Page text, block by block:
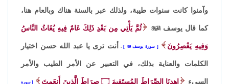
وآمنوا كانت سنوات طيبة، ولذلك عبر بالسنة هناك وبالعام هنا،
كما قال يوسف  ثُمَّ يَأْتِي مِن بَعْدِ ذَلِكَ عَامٌ فِيهِ يُغَاثُ النَّاسُ
وَفِيهِ يَعْصِرُونَ سورة يوسف 49 أنت ترى يا عبد الله حسن اختيار
الكلمات والعناية بذلك، في التعبير عن الأمر الطيب والأمر
السيء اهدِنَا الصِّرَاطَ المُستَقِيمَ ۝ صِرَاطَ الَّذِينَ أَنعَمتَ سورة